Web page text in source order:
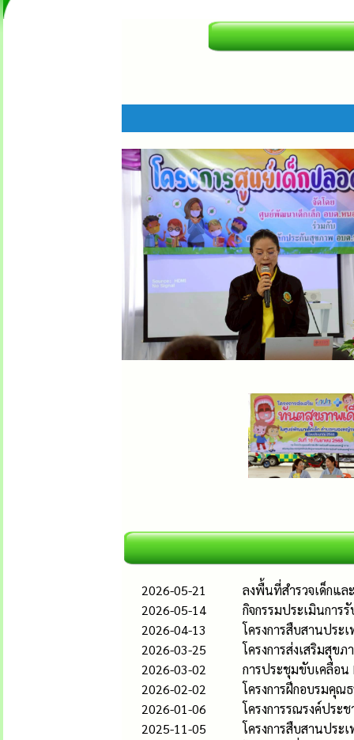
2026-05-21
ลงพื้นที่สำรวจเด็กแล
2026-05-14
กิจกรรมประเมินการ
2026-04-13
โครงการสืบสานประ
2026-03-25
โครงการส่งเสริมสุข
2026-03-02
การประชุมขับเคลื่อน
2026-02-02
โครงการฝึกอบรมคุณ
2026-01-06
โครงการรณรงค์ปร
2025-11-05
โครงการสืบสานประ